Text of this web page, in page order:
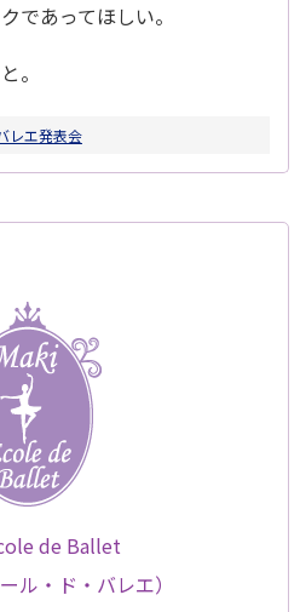
であってほしい。
。
レエ発表会
de Ballet
ル・ド・バレエ）